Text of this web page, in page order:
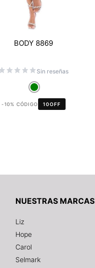
BODY 8869
Sin reseñas
-10% CÓDIGO 10OFF
NUESTRAS MARCAS
Liz
Hope
Carol
Selmark